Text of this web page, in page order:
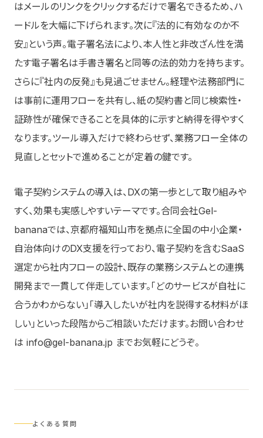
はメールのリンクをクリックするだけで署名できるため、ハ
ードルを大幅に下げられます。次に『法的に有効なのか不
安』という声。電子署名法により、本人性と非改ざん性を満
たす電子署名は手書き署名と同等の法的効力を持ちます。
さらに『社内の反発』も見過ごせません。経理や法務部門に
は事前に運用フローを共有し、紙の契約書と同じ検索性・
証跡性が確保できることを具体的に示すと納得を得やすく
なります。ツール導入だけで終わらせず、業務フロー全体の
見直しとセットで進めることが定着の鍵です。
電子契約システムの導入は、DXの第一歩として取り組みや
すく、効果も実感しやすいテーマです。合同会社Gel-
bananaでは、京都府福知山市を拠点に全国の中小企業・
自治体向けのDX支援を行っており、電子契約を含むSaaS
選定から社内フローの設計、既存の業務システムとの連携
開発まで一貫して伴走しています。「どのサービスが自社に
合うかわからない」「導入したいが社内を説得する材料がほ
しい」といった段階からご相談いただけます。お問い合わせ
は info@gel-banana.jp までお気軽にどうぞ。
よくある質問